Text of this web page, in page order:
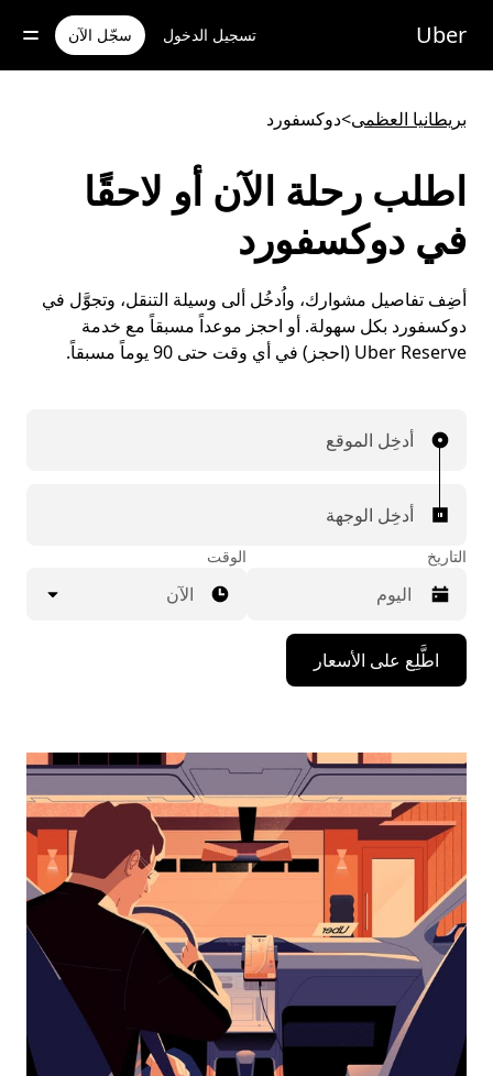
للوصول
المحتوى
Uber تسجيل الدخول سجّل الآن
بريطانيا العظمى>دوكسفورد
اطلب رحلة الآن أو لاحقًا
في دوكسفورد
أضِف تفاصيل مشوارك، واُدخُل ألى وسيلة التنقل، وتجوَّل في
دوكسفورد بكل سهولة. أو احجز موعداً مسبقاً مع خدمة
Uber Reserve (احجز) في أي وقت حتى 90 يوماً مسبقاً.
أدخِل الموقع
أدخِل الوجهة
التاريخ
اضغط
على
مفتاح
للأسفل
لاستخدام
التقويم
التاريخ.
اضغط
على
زر
الخروج
لإغلاق
التقويم.
الوقت
الآن
اطَّلِع على الأسعار